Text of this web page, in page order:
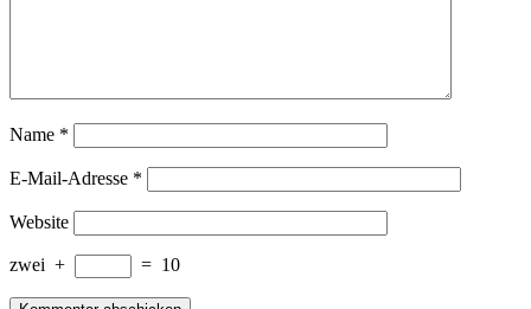
Name *
E-Mail-Adresse *
Website
zwei + = 10